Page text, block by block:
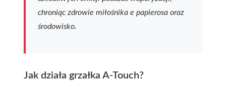
chroniąc zdrowie miłośnika e papierosa oraz
środowisko.
Jak działa grzałka A-Touch?